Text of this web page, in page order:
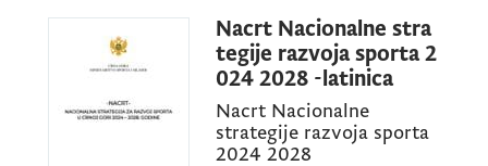
razvoja sporta mogu dostaviti Ministarstvu
sporta i mladih u pisanoj formi na adresu:
Ul. Svetlane Kane Radević, broj 3, 81000
Podgorica ili na e-mail:ms@ms.gov.me
ana.milacic@ms.gov.me, na Obrascu za
Nacrt Nacionalne stra
tegije razvoja sporta 2
024 2028 -latinica
Nacrt Nacionalne
strategije razvoja sporta
2024 2028